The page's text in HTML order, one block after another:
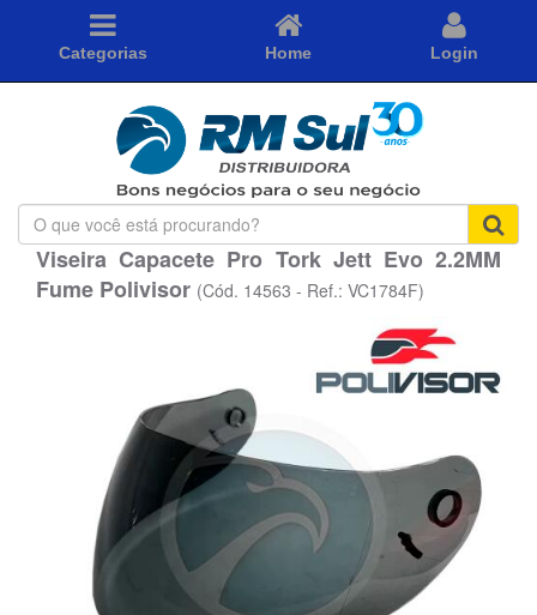
Categorias Home Login
O
que
você
está
Viseira Capacete Pro Tork Jett Evo 2.2MM
Fume Polivisor (Cód. 14563 - Ref.: VC1784F)